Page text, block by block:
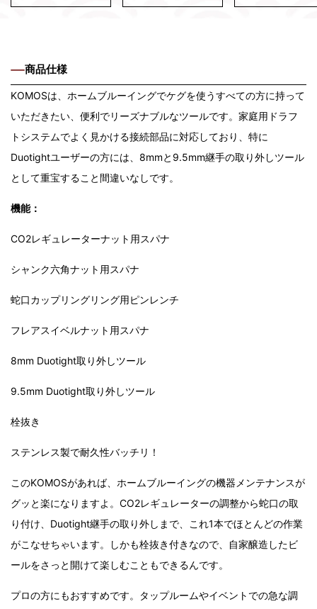
商品仕様
KOMOSは、ホームブルーイングでケグを使うすべての方に持って
いただきたい、便利でリーズナブルなツールです。家庭用ドラフ
トシステムでよく見かける接続部品に対応しており、特に
Duotightユーザーの方には、8mmと9.5mm継手の取り外しツール
として重宝すること間違いなしです。
機能：
CO2レギュレーターナット用スパナ
シャンク六角ナット用スパナ
蛇口カップリングリング用ピンレンチ
フレアスイベルナット用スパナ
8mm Duotight取り外しツール
9.5mm Duotight取り外しツール
栓抜き
ステンレス製で耐久性バッチリ！
このKOMOSがあれば、ホームブルーイングの機器メンテナンスが
グッと楽になりますよ。CO2レギュレーターの調整から蛇口の取
り付け、Duotight継手の取り外しまで、これ1本でほとんどの作業
がこなせちゃいます。しかも栓抜き付きなので、自家醸造したビ
ールをさっと開けて楽しむこともできるんです。
プロの方にもおすすめです。タップルームやイベントでの急な調